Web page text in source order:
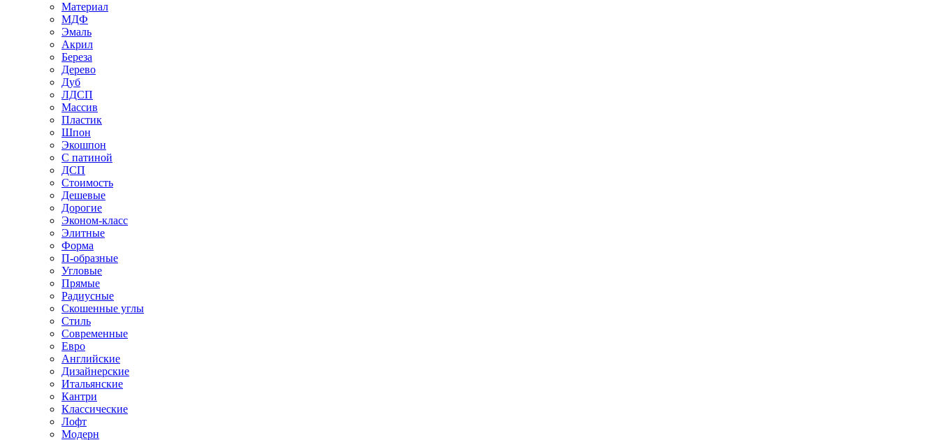
Материал
МДФ
Эмаль
Акрил
Береза
Дерево
Дуб
ЛДСП
Массив
Пластик
Шпон
Экошпон
С патиной
ДСП
Стоимость
Дешевые
Дорогие
Эконом-класс
Элитные
Форма
П-образные
Угловые
Прямые
Радиусные
Скошенные углы
Стиль
Современные
Евро
Английские
Дизайнерские
Итальянские
Кантри
Классические
Лофт
Модерн